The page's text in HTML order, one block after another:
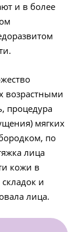
и в более
возрастными
процедура
мягких
по
лица
кожи в
и
лица.